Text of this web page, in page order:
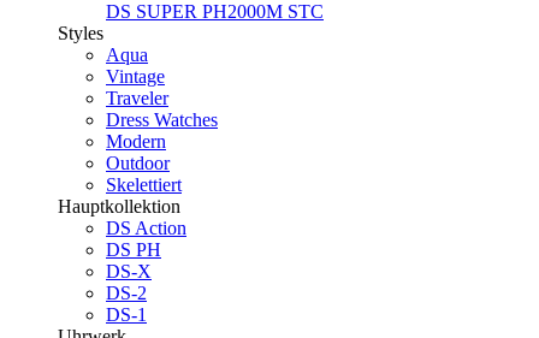
DS SUPER PH2000M STC
Styles
Aqua
Vintage
Traveler
Dress Watches
Modern
Outdoor
Skelettiert
Hauptkollektion
DS Action
DS PH
DS-X
DS-2
DS-1